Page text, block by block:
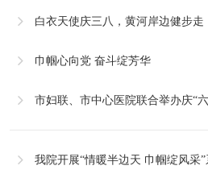
白衣天使庆三八，黄河岸边健步走
巾帼心向党 奋斗绽芳华